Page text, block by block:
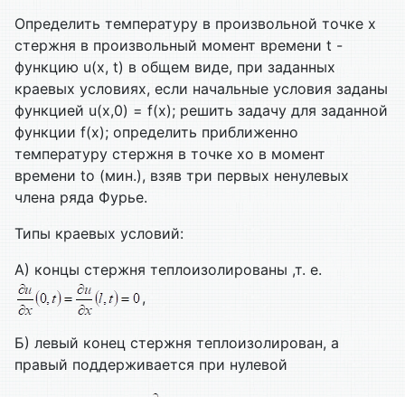
Определить температуру в произвольной точке х
стержня в произвольный момент времени t -
функцию u(x, t) в общем виде, при заданных
краевых условиях, если начальные условия заданы
функцией u(x,0) = f(x); решить задачу для заданной
функции f(x); определить приближенно
температуру стержня в точке xo в момент
времени to (мин.), взяв три первых ненулевых
члена ряда Фурье.
Типы краевых условий:
А) концы стержня теплоизолированы ,т. е.
,
Б) левый конец стержня теплоизолирован, а
правый поддерживается при нулевой